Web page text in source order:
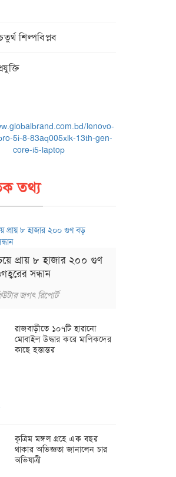
শিল্পবিপ্লব
তথ্য
প্রায় ৮ হাজার ২০০ গুণ
সন্ধান
জগৎ রিপোর্ট
রাজবাড়ীতে ১০৭টি হারানো
মোবাইল উদ্ধার করে মালিকদের
কাছে হস্তান্তর
কৃত্রিম মঙ্গল গ্রহে এক বছর
থাকার অভিজ্ঞতা জানালেন চার
অভিযাত্রী